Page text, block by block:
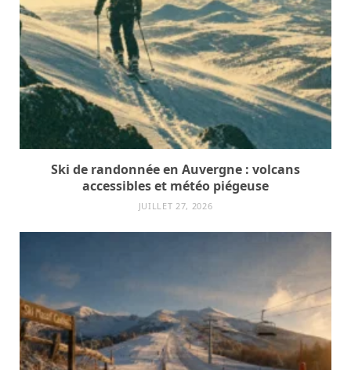
Ski de randonnée en Auvergne : volcans
accessibles et météo piégeuse
JUILLET 27, 2026